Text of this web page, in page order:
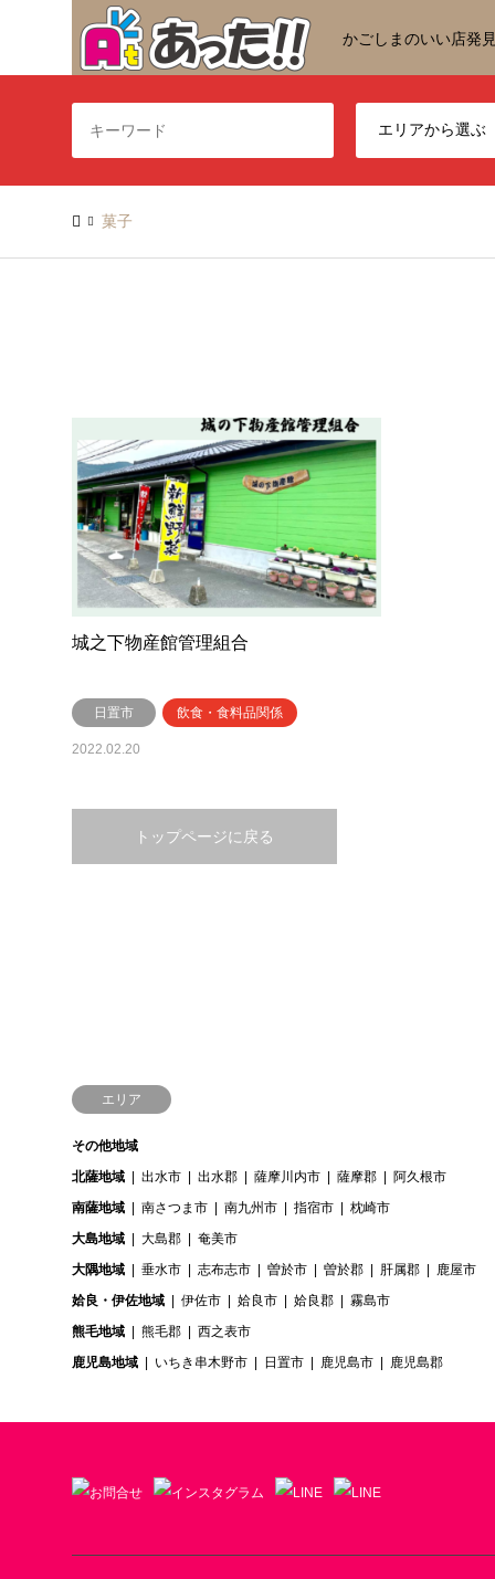
かごしまのいい店発
菓子
城之下物産館管理組合
日置市 飲食・食料品関係
2022.02.20
トップページに戻る
エリア
その他地域
北薩地域
出水市 出水郡 薩摩川内市 薩摩郡
阿久根市
南薩地域
南さつま市 南九州市 指宿市
枕崎市
大島地域
大島郡
奄美市
大隅地域
垂水市 志布志市 曽於市 曽於郡 肝属郡
鹿屋市
姶良・伊佐地域
伊佐市 姶良市 姶良郡
霧島市
熊毛地域
熊毛郡
西之表市
鹿児島地域
いちき串木野市 日置市 鹿児島市 鹿児島郡